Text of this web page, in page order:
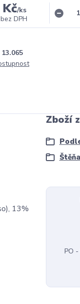
/ks
bez DPH
13.065
13%
Zboží
PO